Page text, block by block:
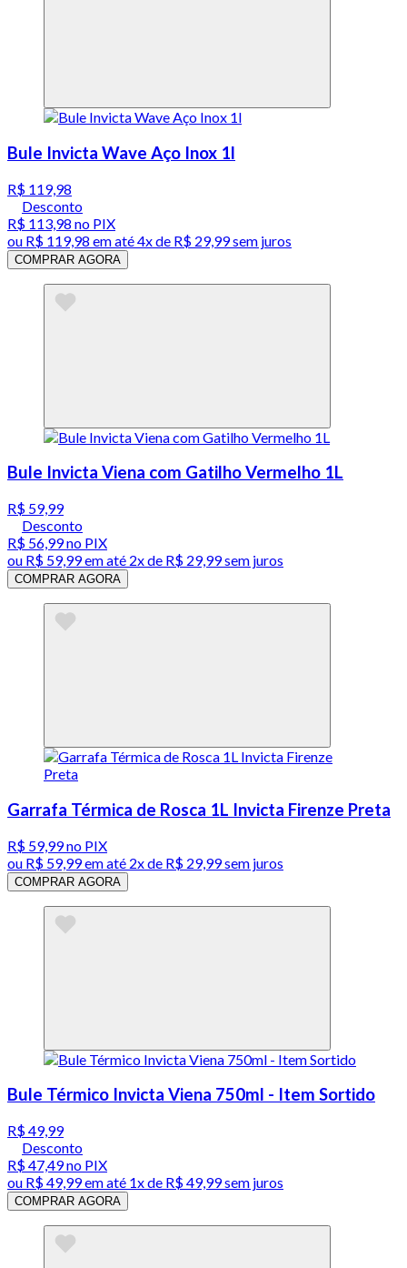
Bule Invicta Wave Aço Inox 1l
R$ 119,98
Desconto
R$ 113,98 no PIX
ou R$ 119,98 em até4x de R$ 29,99 sem juros
COMPRAR AGORA
Bule Invicta Viena com Gatilho Vermelho 1L
R$ 59,99
Desconto
R$ 56,99no PIX
ou R$ 59,99em até 2x de R$ 29,99 sem juros
COMPRAR AGORA
Garrafa Térmica de Rosca 1L Invicta Firenze Preta
R$ 59,99no PIX
ou R$ 59,99em até 2x de R$ 29,99 sem juros
COMPRAR AGORA
Bule Térmico Invicta Viena 750ml - Item Sortido
R$ 49,99
Desconto
R$ 47,49no PIX
ou R$ 49,99em até 1x de R$ 49,99sem juros
COMPRAR AGORA